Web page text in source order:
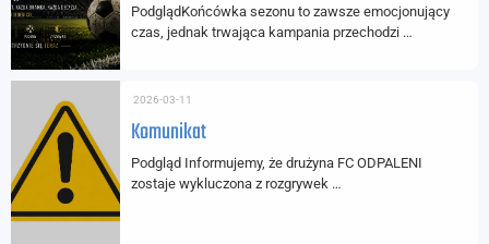
PodglądKońcówka sezonu to zawsze emocjonujący
czas, jednak trwająca kampania przechodzi …
Komunikat
2026-03-11
Podgląd Informujemy, że drużyna FC ODPALENI
zostaje wykluczona z rozgrywek …